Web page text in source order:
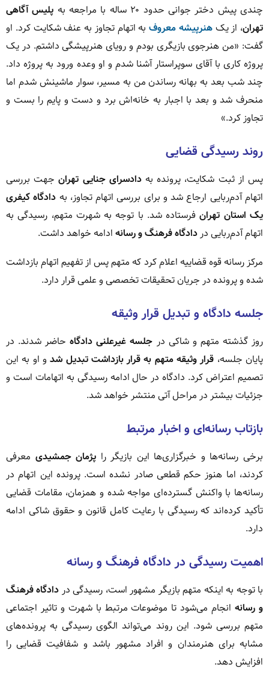
چندی پیش دختر جوانی حدود ۲۰ ساله با مراجعه به
پلیس آگاهی
تهران، از یک هنرپیشه معروف به اتهام تجاوز به عنف شکایت کرد. او
گفت: «من هنرجوی بازیگری بودم و رویای هنرپیشگی داشتم. در یک
پروژه کاری با آقای سوپراستار آشنا شدم و او وعده ورود به پروژه داد.
چند شب بعد به بهانه رساندن من به مسیر، سوار ماشینش شدم اما
منحرف شد و بعد با اجبار به خانه‌اش برد و دست و پایم را بست و
تجاوز کرد.»
روند رسیدگی قضایی
پس از ثبت شکایت، پرونده بهدادسرای جنایی تهرانجهت بررسی
اتهام آدم‌ربایی ارجاع شد و برای بررسی اتهام تجاوز، به دادگاه کیفری
یک استان تهرانفرستاده شد. با توجه به شهرت متهم، رسیدگی به
اتهام آدم‌ربایی در دادگاه فرهنگ و رسانه ادامه خواهد داشت.
مرکز رسانه قوه قضاییه اعلام کرد که متهم پس از تفهیم اتهام بازداشت
شده و پرونده در جریان تحقیقات تخصصی و علمی قرار دارد.
جلسه دادگاه و تبدیل قرار وثیقه
روز گذشته متهم و شاکی در جلسه غیرعلنی دادگاهحاضر شدند. در
پایان جلسه، قرار وثیقه متهم به قرار بازداشت تبدیل شدو او به این
تصمیم اعتراض کرد. دادگاه در حال ادامه رسیدگی به اتهامات است و
جزئیات بیشتر در مراحل آتی منتشر خواهد شد.
بازتاب رسانه‌ای و اخبار مرتبط
برخی رسانه‌ها و خبرگزاری‌ها این بازیگر را پژمان جمشیدی معرفی
کردند، اما هنوز حکم قطعی صادر نشده است. پرونده این اتهام در
رسانه‌ها با واکنش گسترده‌ای مواجه شده و همزمان، مقامات قضایی
تأکید کرده‌اند که رسیدگی با رعایت کامل قانون و حقوق شاکی ادامه
دارد.
اهمیت رسیدگی در دادگاه فرهنگ و رسانه
با توجه به اینکه متهم بازیگر مشهور است، رسیدگی در دادگاه فرهنگ
و رسانهانجام می‌شود تا موضوعات مرتبط با شهرت و تاثیر اجتماعی
متهم بررسی شود. این روند می‌تواند الگوی رسیدگی به پرونده‌های
مشابه برای هنرمندان و افراد مشهور باشد و شفافیت قضایی را
افزایش دهد.